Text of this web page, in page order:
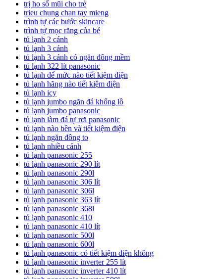
trị ho sổ mũi cho trẻ
trieu chung chan tay mieng
trình tự các bước skincare
trình tự mọc răng của bé
tủ lạnh 2 cánh
tủ lạnh 3 cánh
tủ lạnh 3 cánh có ngăn đông mềm
tủ lạnh 322 lít panasonic
tủ lạnh để mức nào tiết kiệm điện
tủ lạnh hãng nào tiết kiệm điện
tủ lạnh icy
tủ lạnh jumbo ngăn đá khổng lồ
tủ lạnh jumbo panasonic
tủ lạnh làm đá tự rơi panasonic
tủ lạnh nào bền và tiết kiệm điện
tủ lạnh ngăn đông to
tủ lạnh nhiều cánh
tủ lạnh panasonic 255
tủ lạnh panasonic 290 lít
tủ lạnh panasonic 290l
tủ lạnh panasonic 306 lít
tủ lạnh panasonic 306l
tủ lạnh panasonic 363 lít
tủ lạnh panasonic 368l
tủ lạnh panasonic 410
tủ lạnh panasonic 410 lít
tủ lạnh panasonic 500l
tủ lạnh panasonic 600l
tủ lạnh panasonic có tiết kiệm điện không
tủ lạnh panasonic inverter 255 lít
tủ lạnh panasonic inverter 410 lít